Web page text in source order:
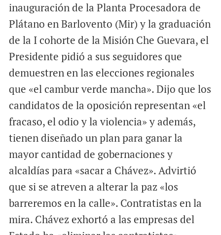
inauguración de la Planta Procesadora de
Plátano en Barlovento (Mir) y la graduación
de la I cohorte de la Misión Che Guevara, el
Presidente pidió a sus seguidores que
demuestren en las elecciones regionales
que «el cambur verde mancha». Dijo que los
candidatos de la oposición representan «el
fracaso, el odio y la violencia» y además,
tienen diseñado un plan para ganar la
mayor cantidad de gobernaciones y
alcaldías para «sacar a Chávez». Advirtió
que si se atreven a alterar la paz «los
barreremos en la calle». Contratistas en la
mira. Chávez exhortó a las empresas del